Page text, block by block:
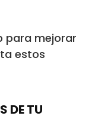
para mejorar
estos
DE TU